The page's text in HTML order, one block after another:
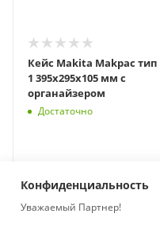
Кейс Makita Makpac тип
1 395х295х105 мм с
органайзером
Достаточно
Конфиденциальность
Уважаемый Партнер!